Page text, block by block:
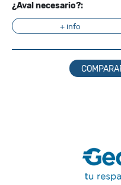
¿Aval necesario?:
+ info